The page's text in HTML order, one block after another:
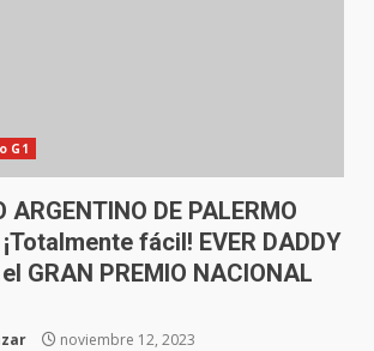
G1
ARGENTINO DE PALERMO
fácil! EVER DADDY
GRAN PREMIO NACIONAL
noviembre 12, 2023